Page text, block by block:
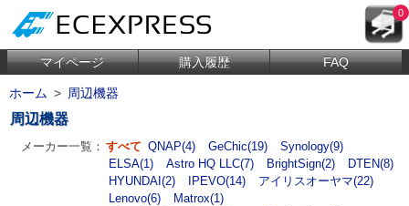
0
マイページ 購入履歴 FAQ
ホーム > 周辺機器
周辺機器
メーカー一覧： すべて QNAP(4) GeChic(19)
Synology(9)
ELSA(1)
Astro HQ LLC(7) BrightSign(2)
DTEN(8)
HYUNDAI(2)
IPEVO(14)
アイリスオーヤマ(22)
Lenovo(6)
Matrox(1)